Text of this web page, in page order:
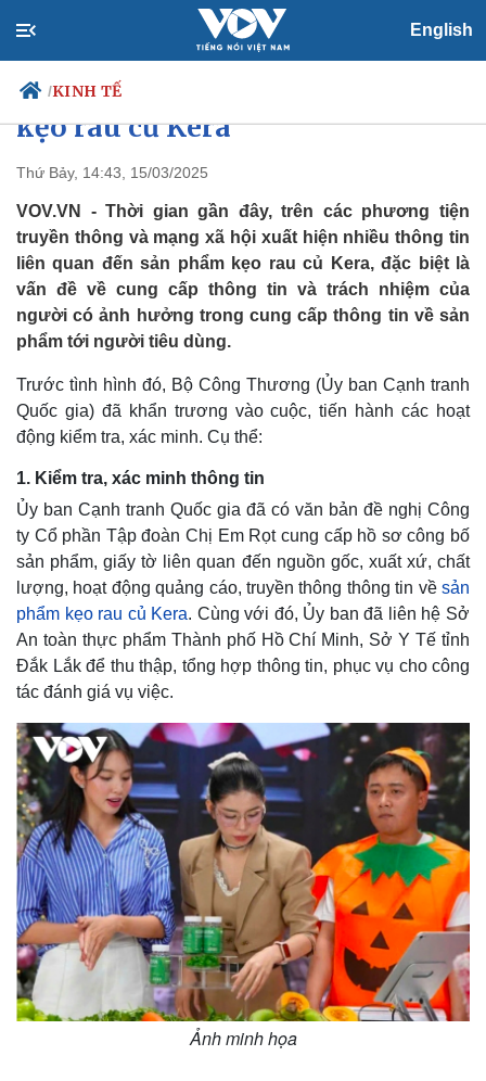
English
/KINH TẾ
Chính trị
Đảng
Tổ chức nhân sự
Quốc hội
Xã hội
Tin 24h
Dự báo thời tiết
Giáo dục
Việc làm
Thế giới
Quan sát
Cuộc sống đó đây
Hồ sơ
Multimedia
Video
Ảnh
E-Magazine
Infographic
Ủy ban Cạnh tranh Quốc gia
đang xem xét vụ việc sản phẩm
kẹo rau củ Kera
Thứ Bảy, 14:43, 15/03/2025
VOV.VN - Thời gian gần đây, trên các phương tiện
truyền thông và mạng xã hội xuất hiện nhiều thông tin
liên quan đến sản phẩm kẹo rau củ Kera, đặc biệt là
vấn đề về cung cấp thông tin và trách nhiệm của
người có ảnh hưởng trong cung cấp thông tin về sản
phẩm tới người tiêu dùng.
Trước tình hình đó, Bộ Công Thương (Ủy ban Cạnh tranh
Quốc gia) đã khẩn trương vào cuộc, tiến hành các hoạt
động kiểm tra, xác minh. Cụ thể:
1. Kiểm tra, xác minh thông tin
Ủy ban Cạnh tranh Quốc gia đã có văn bản đề nghị Công
ty Cổ phần Tập đoàn Chị Em Rọt cung cấp hồ sơ công bố
sản phẩm, giấy tờ liên quan đến nguồn gốc, xuất xứ, chất
lượng, hoạt động quảng cáo, truyền thông thông tin về sản
phẩm kẹo rau củ Kera. Cùng với đó, Ủy ban đã liên hệ Sở
An toàn thực phẩm Thành phố Hồ Chí Minh, Sở Y Tế tỉnh
Đắk Lắk để thu thập, tổng hợp thông tin, phục vụ cho công
tác đánh giá vụ việc.
Ảnh minh họa